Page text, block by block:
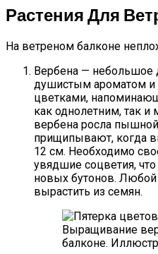
Растения Для
На ветреном балконе
Вербена — небольшое
душистым ароматом
цветками,
как однолетним, так
вербена росла
прищипывают, когда
12 см. Необходимо
увядшие соцветия,
новых бутонов.
вырастить из семян.
Выращивание
балконе.